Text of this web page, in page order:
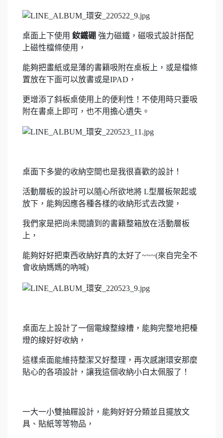
桌面上下使用 釹鐵硼 強力磁鐵，磁吸式設計搭配
上磁性檔條使用，
能夠把畫紙或是薄的書籍吸附在桌板上，或是檔條
置放在下面可以放書或是IPAD，
更增添了斜板桌使用上的便利性！不使用時只要吸
附在書桌上即可，也不用擔心遺失。
桌面下多變的收納空間也是我很喜歡的設計！
活動層板的設計可以隨心所欲地將 L型層板架起或
放下，能夠因應各種各樣的收納形式去改變，
我們家是把尚未閱讀到的書籍整箱放在活動層板
上，
能夠好好把東西收納好真的太好了~~~(來自完全不
會收納媽媽的吶喊)
桌面左上設計了一個電線整線槽，能夠完整地把檯
燈的線好好收納，
這樣桌面能維持整潔又好整理，再次感謝環安那麼
貼心的各項設計，讓我這個收納小白太佩服了！
一大一小雙抽屜設計，能夠好好分類並且擺放文
具、貼紙等等物品，